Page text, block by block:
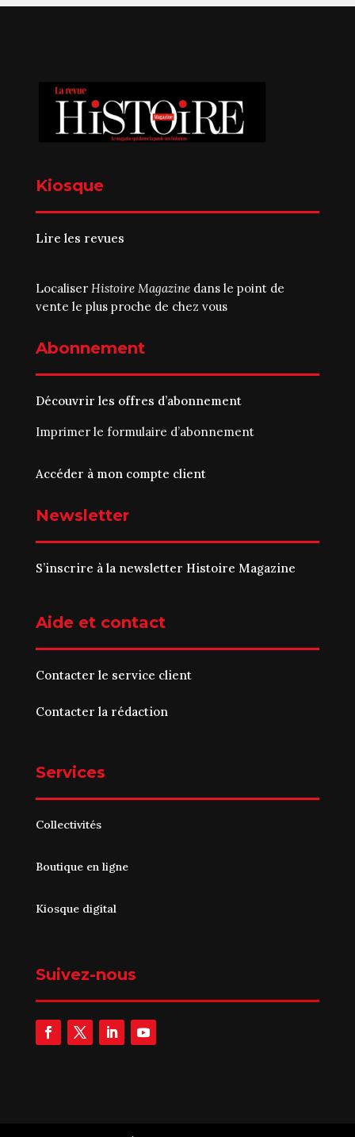
Kiosque
Lire les revues
Localiser Histoire Magazinedans le point de
vente le plus proche de chez vous
Abonnement
Découvrir les offres d’abonnement
Imprimer le formulaire d’abonnement
Accéder à mon compte client
Newsletter
S’inscrire à la newsletter Histoire Magazine
Aide et contact
Contacter le service client
Contacter la rédaction
Services
Collectivités
Boutique en ligne
Kiosque digital
Suivez-nous